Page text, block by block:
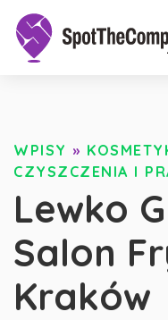
WPISY »
CZYSZCZENIA I
Lewko
Salon
Kraków